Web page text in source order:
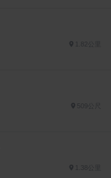
509公尺